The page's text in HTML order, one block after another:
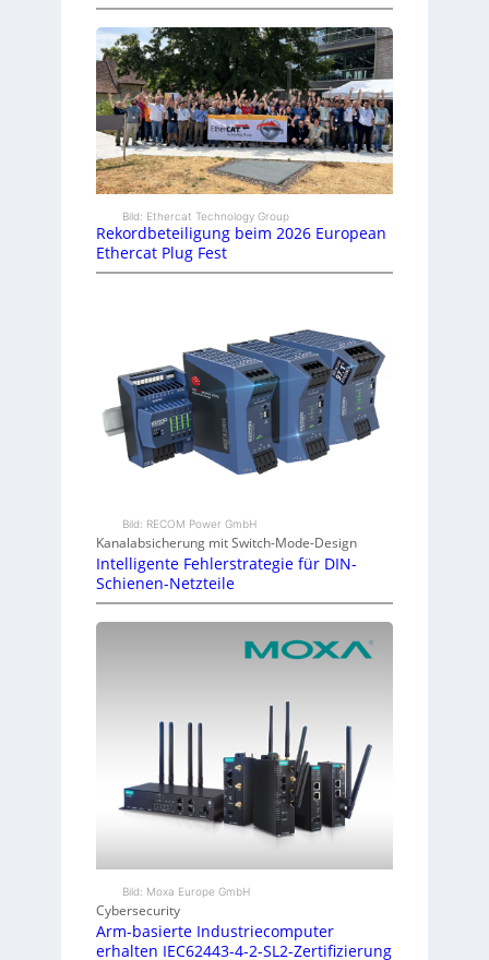
Bild: Ethercat Technology Group
Rekordbeteiligung beim 2026 European
Ethercat Plug Fest
Bild: RECOM Power GmbH
Kanalabsicherung mit Switch-Mode-Design
Intelligente Fehlerstrategie für DIN-
Schienen-Netzteile
Bild: Moxa Europe GmbH
Cybersecurity
Arm-basierte Industriecomputer
erhalten IEC62443-4-2-SL2-Zertifizierung